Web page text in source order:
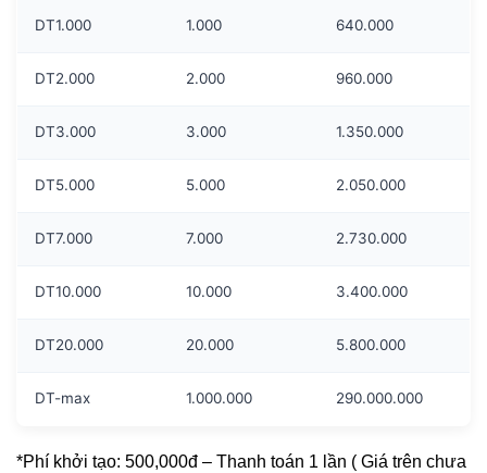
DT1.000 1.000 640.000
DT2.000 2.000 960.000
DT3.000 3.000 1.350.000
DT5.000 5.000 2.050.000
DT7.000 7.000 2.730.000
DT10.000 10.000 3.400.000
DT20.000 20.000 5.800.000
DT-max 1.000.000 290.000.000
*Phí khởi tạo: 500,000đ – Thanh toán 1 lần ( Giá trên chưa